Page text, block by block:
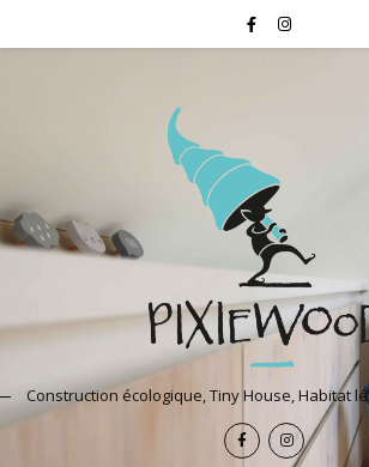
Construction écologique, Tiny House, Habitat